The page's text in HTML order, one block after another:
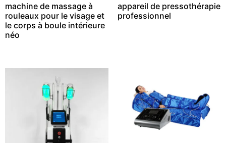
machine de massage à
rouleaux pour le visage et
le corps à boule intérieure
néo
appareil de pressothérapie
professionnel